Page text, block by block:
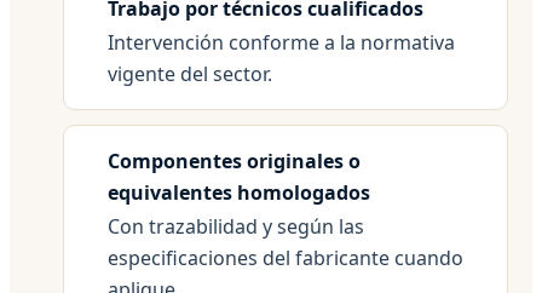
Trabajo por técnicos cualificados
Intervención conforme a la normativa
vigente del sector.
Componentes originales o
equivalentes homologados
Con trazabilidad y según las
especificaciones del fabricante cuando